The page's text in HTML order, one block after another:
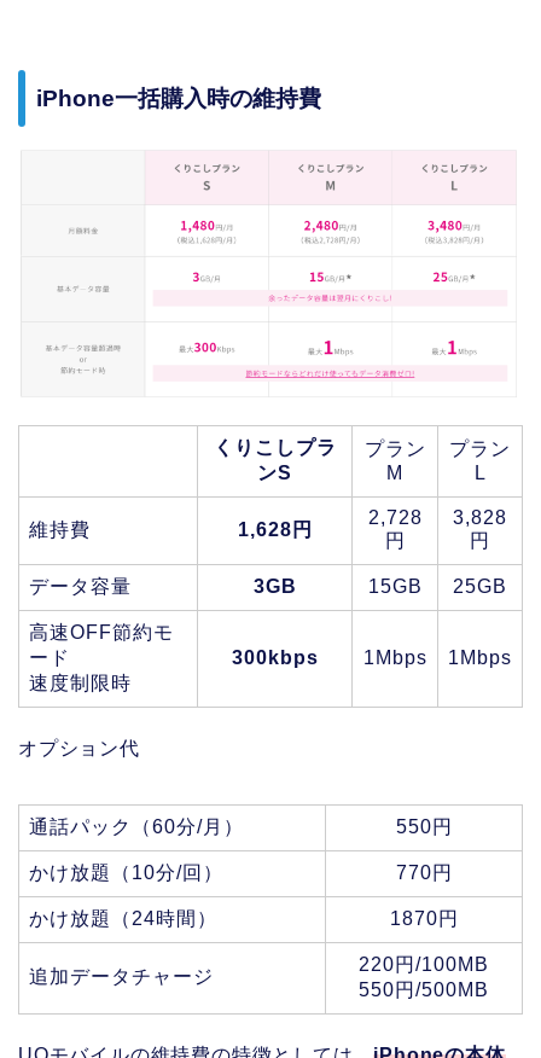
iPhone一括購入時の維持費
くりこしプラ
ンS
プラン
M
プラン
L
維持費 1,628円
2,728
円
3,828
円
データ容量 3GB 15GB 25GB
高速OFF節約モ
ード
速度制限時
300kbps 1Mbps 1Mbps
オプション代
通話パック（60分/月） 550円
かけ放題（10分/回） 770円
かけ放題（24時間） 1870円
追加データチャージ
220円/100MB
550円/500MB